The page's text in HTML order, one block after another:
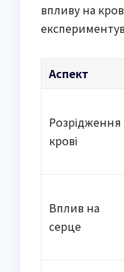
впливу на
Аспект
Розрідження
крові
Вплив на
серце